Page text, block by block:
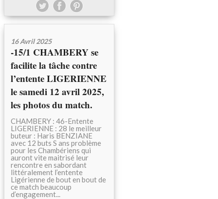
16 Avril 2025
-15/1 CHAMBERY se
facilite la tâche contre
l’entente LIGERIENNE
le samedi 12 avril 2025,
les photos du match.
CHAMBERY : 46-Entente
LIGERIENNE : 28 le meilleur
buteur : Haris BENZIANE
avec 12 buts S ans problème
pour les Chambériens qui
auront vite maitrisé leur
rencontre en sabordant
littéralement l’entente
Ligérienne de bout en bout de
ce match beaucoup
d’engagement...